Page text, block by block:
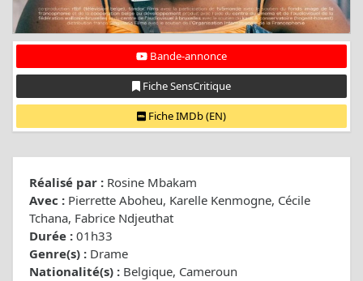
Bande-annonce
Fiche SensCritique
Fiche IMDb (EN)
Réalisé par : Rosine Mbakam
Avec : Pierrette Aboheu, Karelle Kenmogne, Cécile
Tchana, Fabrice Ndjeuthat
Durée : 01h33
Genre(s) : Drame
Nationalité(s) : Belgique, Cameroun